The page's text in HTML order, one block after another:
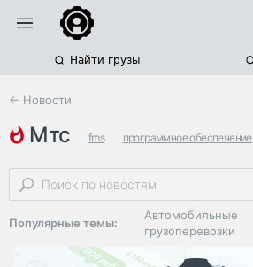
Найти грузы
← Новости
мтс fms программное обеспечение
Популярные темы:
Автомобильные
грузоперевозки
Региональная